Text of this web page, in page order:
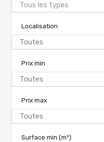
Tous les types
Localisation
Toutes
Prix min
Toutes
Prix max
Toutes
Surface min (m²)